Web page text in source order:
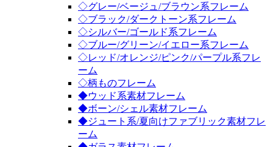
◇グレー/ベージュ/ブラウン系フレーム
◇ブラック/ダークトーン系フレーム
◇シルバー/ゴールド系フレーム
◇ブルー/グリーン/イエロー系フレーム
◇レッド/オレンジ/ピンク/パープル系フレ
ーム
◇柄ものフレーム
◆ウッド系素材フレーム
◆ボーン/シェル素材フレーム
◆ジュート系/夏向けファブリック素材フレ
ーム